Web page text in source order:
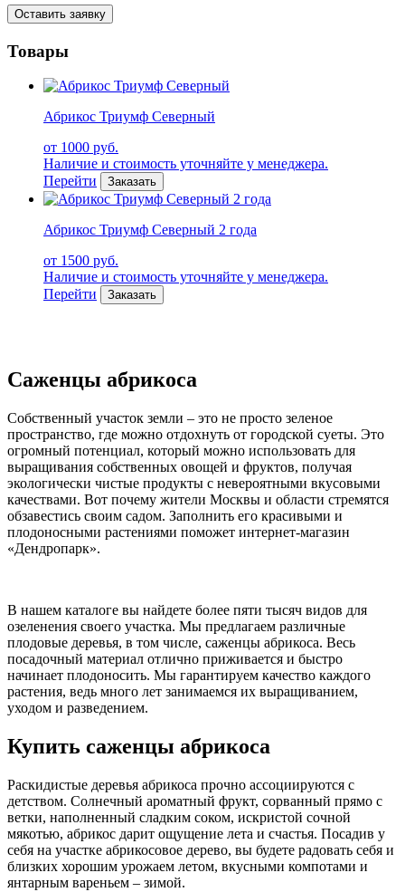
Оставить заявку
Товары
Абрикос Триумф Северный
от 1000 руб.
Наличие и стоимость уточняйте у менеджера.
Перейти
Заказать
Абрикос Триумф Северный 2 года
от 1500 руб.
Наличие и стоимость уточняйте у менеджера.
Перейти
Заказать
Саженцы абрикоса
Собственный участок земли – это не просто зеленое
пространство, где можно отдохнуть от городской суеты. Это
огромный потенциал, который можно использовать для
выращивания собственных овощей и фруктов, получая
экологически чистые продукты с невероятными вкусовыми
качествами. Вот почему жители Москвы и области стремятся
обзавестись своим садом. Заполнить его красивыми и
плодоносными растениями поможет интернет-магазин
«Дендропарк».
В нашем каталоге вы найдете более пяти тысяч видов для
озеленения своего участка. Мы предлагаем различные
плодовые деревья, в том числе, саженцы абрикоса. Весь
посадочный материал отлично приживается и быстро
начинает плодоносить. Мы гарантируем качество каждого
растения, ведь много лет занимаемся их выращиванием,
уходом и разведением.
Купить саженцы абрикоса
Раскидистые деревья абрикоса прочно ассоциируются с
детством. Солнечный ароматный фрукт, сорванный прямо с
ветки, наполненный сладким соком, искристой сочной
мякотью, абрикос дарит ощущение лета и счастья. Посадив у
себя на участке абрикосовое дерево, вы будете радовать себя и
близких хорошим урожаем летом, вкусными компотами и
янтарным вареньем – зимой.